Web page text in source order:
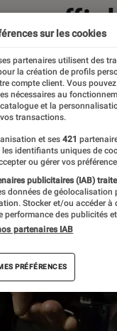
vasur les cookies
partenaires utilisent des
la création de profils
compte client. Vous
nécessaires au
et la
transactions.
et ses 421
les identifiants uniques de
ou gérer vos
publicitaires (IAB)
données de géolocalisation
Stocker et/ou accéder
performance des publicités
partenaires IAB
PRÉFÉRENCES